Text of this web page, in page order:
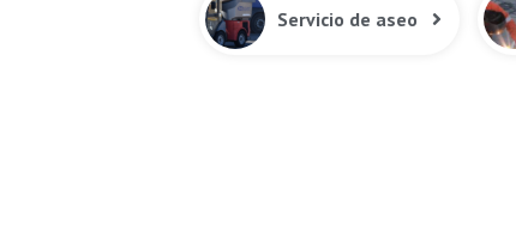
Servicio de aseo